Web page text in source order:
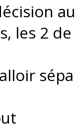
les 2